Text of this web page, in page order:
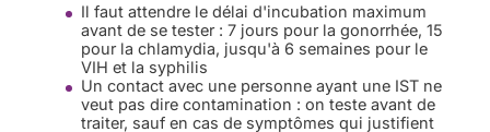
Il faut attendre le délai d'incubation maximum
avant de se tester : 7 jours pour la gonorrhée, 15
pour la chlamydia, jusqu'à 6 semaines pour le
VIH et la syphilis
Un contact avec une personne ayant une IST ne
veut pas dire contamination : on teste avant de
traiter, sauf en cas de symptômes qui justifient